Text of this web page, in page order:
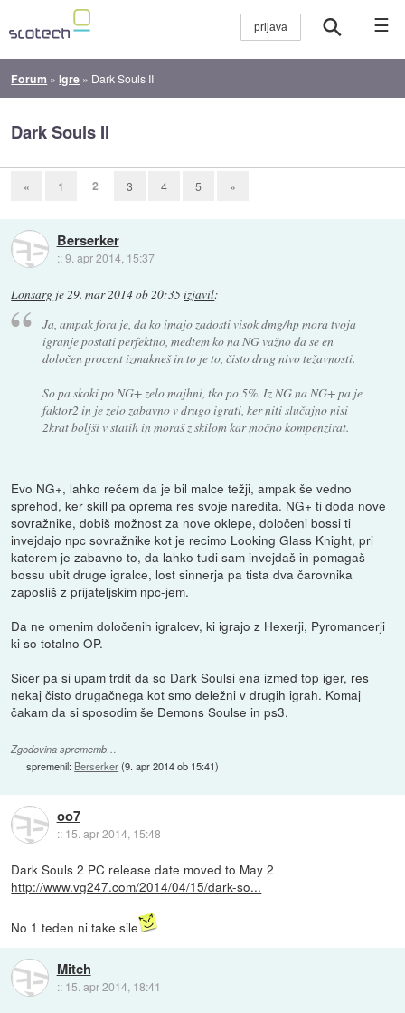
☰
Forum »Igre » Dark Souls II
Dark Souls II
« 1 2 3 4 5 »
Berserker
::9. apr 2014, 15:37
Lonsarg je29. mar 2014 ob 20:35izjavil:
Ja, ampak fora je, da ko imajo zadosti visok dmg/hp mora tvoja
igranje postati perfektno, medtem ko na NG važno da se en
določen procent izmakneš in to je to, čisto drug nivo težavnosti.
So pa skoki po NG+ zelo majhni, tko po 5%. Iz NG na NG+ pa je
faktor2 in je zelo zabavno v drugo igrati, ker niti slučajno nisi
2krat boljši v statih in moraš z skilom kar močno kompenzirat.
Evo NG+, lahko rečem da je bil malce težji, ampak še vedno
sprehod, ker skill pa oprema res svoje naredita. NG+ ti doda nove
sovražnike, dobiš možnost za nove oklepe, določeni bossi ti
invejdajo npc sovražnike kot je recimo Looking Glass Knight, pri
katerem je zabavno to, da lahko tudi sam invejdaš in pomagaš
bossu ubit druge igralce, lost sinnerja pa tista dva čarovnika
zaposliš z prijateljskim npc-jem.
Da ne omenim določenih igralcev, ki igrajo z Hexerji, Pyromancerji
ki so totalno OP.
Sicer pa si upam trdit da so Dark Soulsi ena izmed top iger, res
nekaj čisto drugačnega kot smo deležni v drugih igrah. Komaj
čakam da si sposodim še Demons Soulse in ps3.
Zgodovina sprememb…
spremenil: Berserker(9. apr 2014 ob 15:41)
oo7
:: 15. apr 2014, 15:48
Dark Souls 2 PC release date moved to May 2
http://www.vg247.com/2014/04/15/dark-so...
No 1 teden ni take sile
Mitch
:: 15. apr 2014, 18:41